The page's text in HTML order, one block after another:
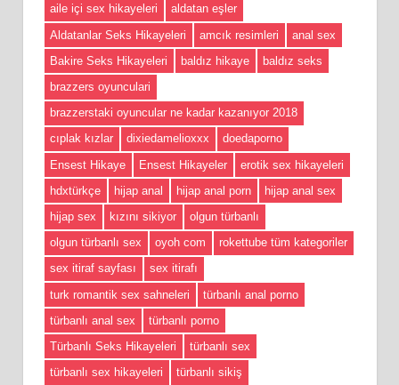
aile içi sex hikayeleri
aldatan eşler
Aldatanlar Seks Hikayeleri
amcık resimleri
anal sex
Bakire Seks Hikayeleri
baldız hikaye
baldız seks
brazzers oyunculari
brazzerstaki oyuncular ne kadar kazanıyor 2018
cıplak kızlar
dixiedamelioxxx
doedaporno
Ensest Hikaye
Ensest Hikayeler
erotik sex hikayeleri
hdxtürkçe
hijap anal hijap anal porn
hijap anal sex
hijap sex
kızını sikiyor
olgun türbanlı
olgun türbanlı sex
oyoh com
rokettube tüm kategoriler
sex itiraf sayfası
sex itirafı
turk romantik sex sahneleri
türbanlı anal porno
türbanlı anal sex
türbanlı porno
Türbanlı Seks Hikayeleri
türbanlı sex
türbanlı sex hikayeleri
türbanlı sikiş